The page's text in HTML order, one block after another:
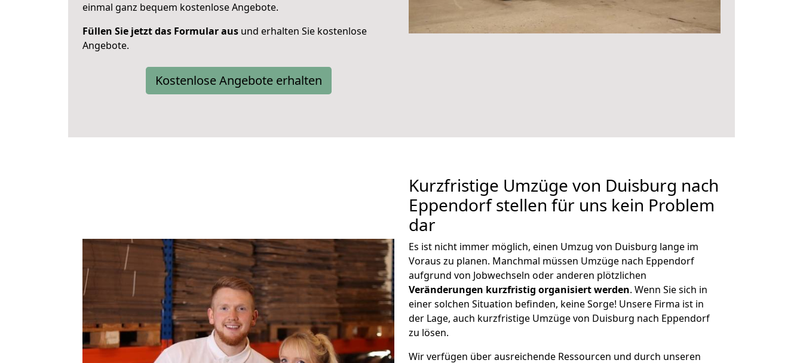
einmal ganz bequem kostenlose Angebote.
Füllen Sie jetzt das Formular aus und erhalten Sie kostenlose
Angebote.
Kostenlose Angebote erhalten
Kurzfristige Umzüge von Duisburg nach
Eppendorf stellen für uns kein Problem
dar
Es ist nicht immer möglich, einen Umzug von Duisburg lange im
Voraus zu planen. Manchmal müssen Umzüge nach Eppendorf
aufgrund von Jobwechseln oder anderen plötzlichen
Veränderungen kurzfristig organisiert werden. Wenn Sie sich in
einer solchen Situation befinden, keine Sorge! Unsere Firma ist in
der Lage, auch kurzfristige Umzüge von Duisburg nach Eppendorf
zu lösen.
Wir verfügen über ausreichende Ressourcen und durch unseren